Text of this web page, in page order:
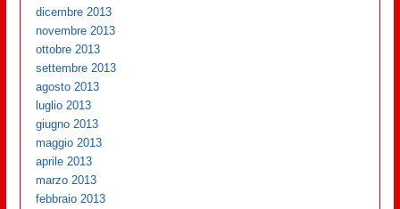
dicembre 2013
novembre 2013
ottobre 2013
settembre 2013
agosto 2013
luglio 2013
giugno 2013
maggio 2013
aprile 2013
marzo 2013
febbraio 2013